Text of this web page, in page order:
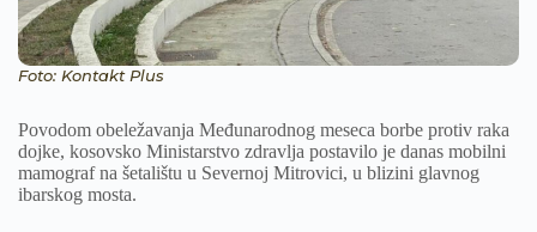
Foto: Kontakt Plus
Povodom obeležavanja Međunarodnog meseca borbe protiv raka
dojke, kosovsko Ministarstvo zdravlja postavilo je danas mobilni
mamograf na šetalištu u Severnoj Mitrovici, u blizini glavnog
ibarskog mosta.